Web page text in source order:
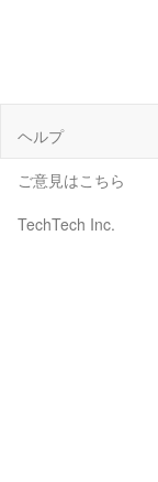
ヘルプ
ご意見はこちら
TechTech Inc.